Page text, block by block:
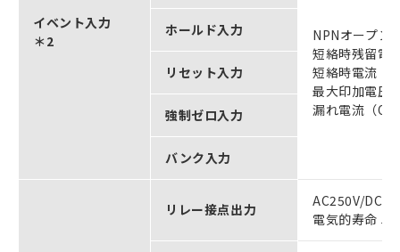
イベント入力
＊2
NPNオープン
短絡時残留電
短絡時電流（
最大印加電圧
漏れ電流（
ホールド入力
リセット入力
強制ゼロ入力
バンク入力
リレー接点出力
AC250V/
電気的寿命 5